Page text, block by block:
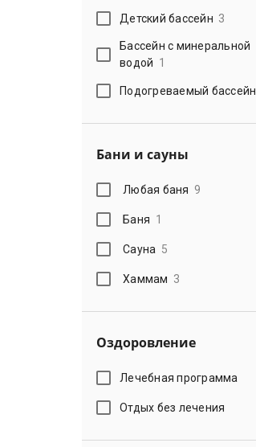
Детский бассейн 3
Бассейн с минеральной
водой 1
Подогреваемый бассейн
Бани и сауны
Любая баня 9
Баня 1
Сауна 5
Хаммам 3
Оздоровление
Лечебная программа
Отдых без лечения